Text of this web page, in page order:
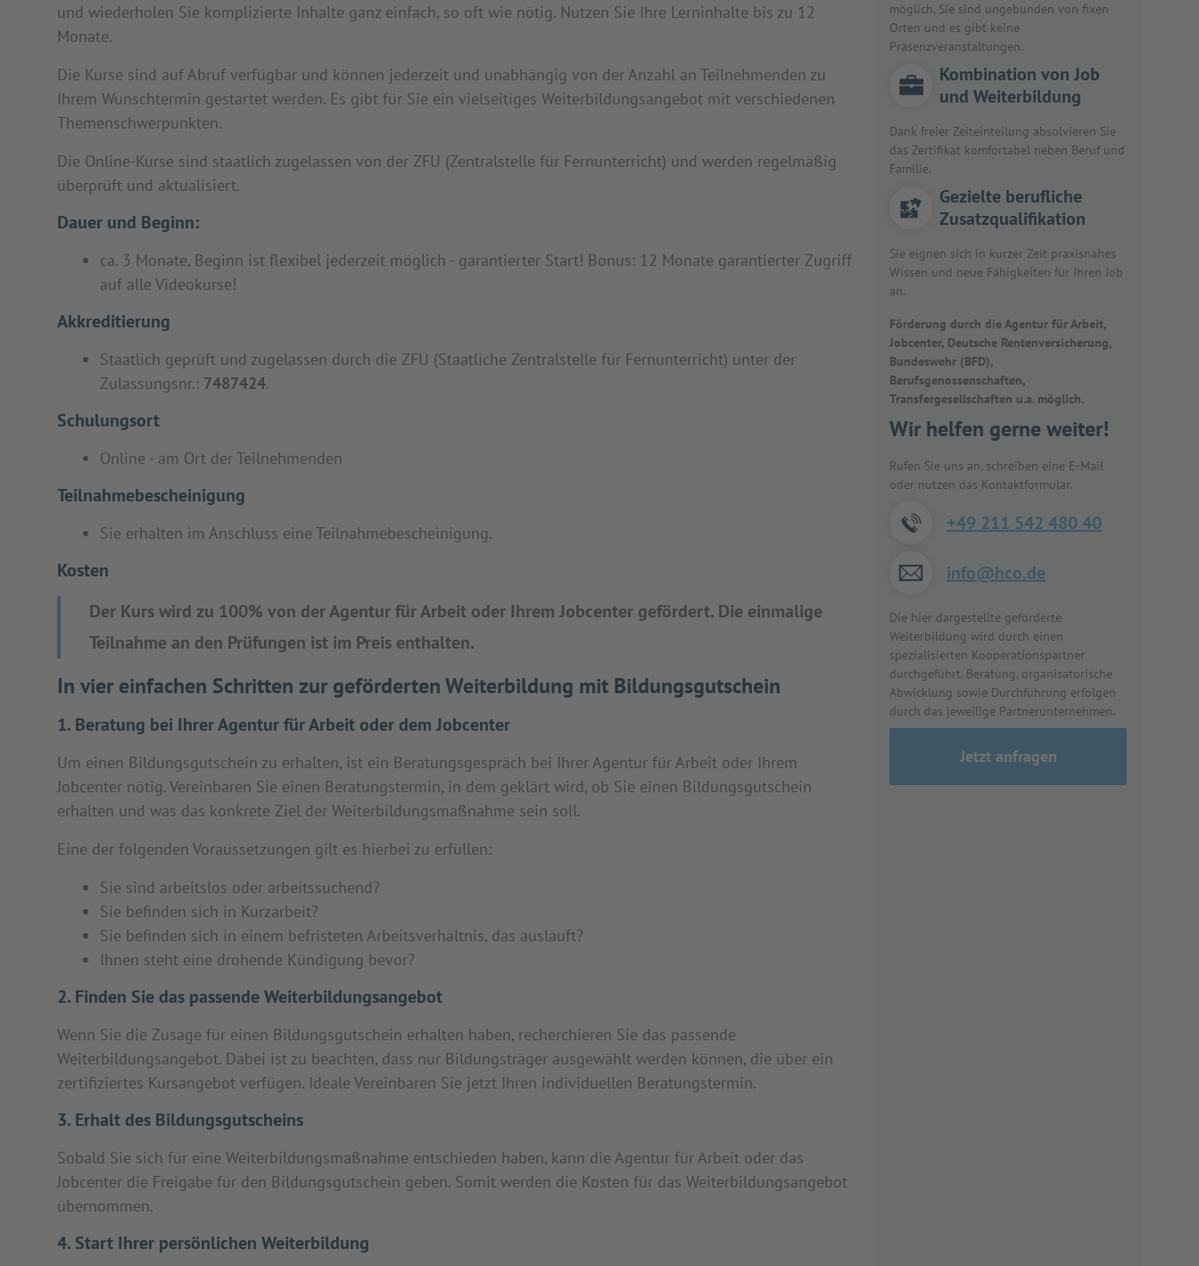
und wiederholen Sie komplizierte Inhalte ganz einfach, so oft wie nötig. Nutzen Sie Ihre Lerninhalte bis zu 12
Monate.
Die Kurse sind auf Abruf verfügbar und können jederzeit und unabhängig von der Anzahl an Teilnehmenden zu
Ihrem Wunschtermin gestartet werden. Es gibt für Sie ein vielseitiges Weiterbildungsangebot mit verschiedenen
Themenschwerpunkten.
Die Online-Kurse sind staatlich zugelassen von der ZFU (Zentralstelle für Fernunterricht) und werden regelmäßig
überprüft und aktualisiert.
Dauer und Beginn:
ca. 3 Monate, Beginn ist flexibel jederzeit möglich - garantierter Start! Bonus: 12 Monate garantierter Zugriff
auf alle Videokurse!
Akkreditierung
Staatlich geprüft und zugelassen durch die ZFU (Staatliche Zentralstelle für Fernunterricht) unter der
Zulassungsnr.: 7487424.
Schulungsort
Online - am Ort der Teilnehmenden
Teilnahmebescheinigung
Sie erhalten im Anschluss eine Teilnahmebescheinigung.
Kosten
Der Kurs wird zu 100% von der Agentur für Arbeit oder Ihrem Jobcenter gefördert. Die einmalige
Teilnahme an den Prüfungen ist im Preis enthalten.
In vier einfachen Schritten zur geförderten Weiterbildung mit Bildungsgutschein
1. Beratung bei Ihrer Agentur für Arbeit oder dem Jobcenter
Um einen Bildungsgutschein zu erhalten, ist ein Beratungsgespräch bei Ihrer Agentur für Arbeit oder Ihrem
Jobcenter nötig. Vereinbaren Sie einen Beratungstermin, in dem geklärt wird, ob Sie einen Bildungsgutschein
erhalten und was das konkrete Ziel der Weiterbildungsmaßnahme sein soll.
Eine der folgenden Voraussetzungen gilt es hierbei zu erfüllen:
Sie sind arbeitslos oder arbeitssuchend?
Sie befinden sich in Kurzarbeit?
Sie befinden sich in einem befristeten Arbeitsverhältnis, das ausläuft?
Ihnen steht eine drohende Kündigung bevor?
2. Finden Sie das passende Weiterbildungsangebot
Wenn Sie die Zusage für einen Bildungsgutschein erhalten haben, recherchieren Sie das passende
Weiterbildungsangebot. Dabei ist zu beachten, dass nur Bildungsträger ausgewählt werden können, die über ein
zertifiziertes Kursangebot verfügen. Ideale Vereinbaren Sie jetzt Ihren individuellen Beratungstermin.
3. Erhalt des Bildungsgutscheins
Sobald Sie sich für eine Weiterbildungsmaßnahme entschieden haben, kann die Agentur für Arbeit oder das
Jobcenter die Freigabe für den Bildungsgutschein geben. Somit werden die Kosten für das Weiterbildungsangebot
übernommen.
4. Start Ihrer persönlichen Weiterbildung
möglich, Sie sind ungebunden von fixen
Orten und es gibt keine
Präsenzveranstaltungen.
Kombination von Job
und Weiterbildung
Dank freier Zeiteinteilung absolvieren Sie
das Zertifikat komfortabel neben Beruf und
Familie.
Gezielte berufliche
Zusatzqualifikation
Sie eignen sich in kurzer Zeit praxisnahes
Wissen und neue Fähigkeiten für Ihren Job
an.
Förderung durch die Agentur für Arbeit,
Jobcenter, Deutsche Rentenversicherung,
Bundeswehr (BFD),
Berufsgenossenschaften,
Transfergesellschaften u.a. möglich.
Wir helfen gerne weiter!
Rufen Sie uns an, schreiben eine E-Mail
oder nutzen das Kontaktformular.
+49 211 542 480 40
info@hco.de
Die hier dargestellte geförderte
Weiterbildung wird durch einen
spezialisierten Kooperationspartner
durchgeführt. Beratung, organisatorische
Abwicklung sowie Durchführung erfolgen
durch das jeweilige Partnerunternehmen.
Jetzt anfragen